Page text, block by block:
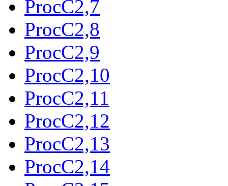
ProcC2,7
ProcC2,8
ProcC2,9
ProcC2,10
ProcC2,11
ProcC2,12
ProcC2,13
ProcC2,14